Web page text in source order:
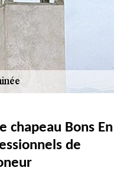
chapeau Bons En
de